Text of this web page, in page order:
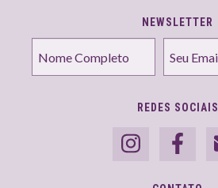
NEWSLETTER
REDES SOCIAIS